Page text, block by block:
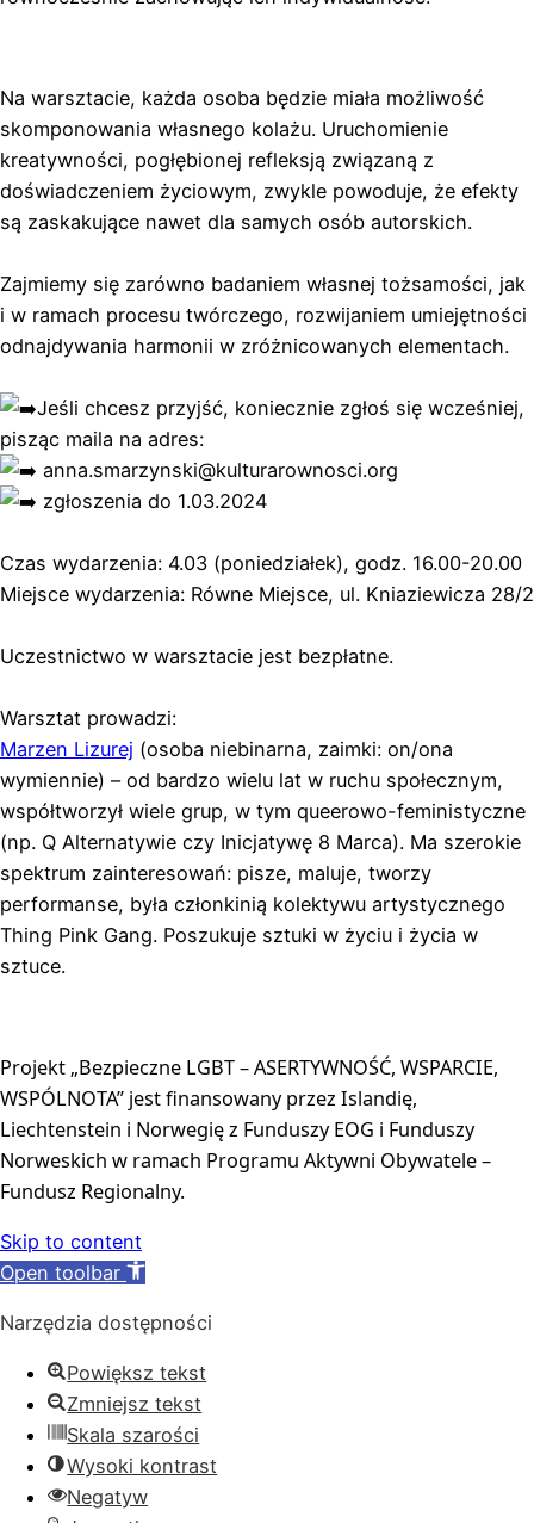
Na warsztacie, każda osoba będzie miała możliwość
skomponowania własnego kolażu. Uruchomienie
kreatywności, pogłębionej refleksją związaną z
doświadczeniem życiowym, zwykle powoduje, że efekty
są zaskakujące nawet dla samych osób autorskich.
Zajmiemy się zarówno badaniem własnej tożsamości, jak
i w ramach procesu twórczego, rozwijaniem umiejętności
odnajdywania harmonii w zróżnicowanych elementach.
Jeśli chcesz przyjść, koniecznie zgłoś się wcześniej,
pisząc maila na adres:
anna.smarzynski@kulturarownosci.org
zgłoszenia do 1.03.2024
Czas wydarzenia: 4.03 (poniedziałek), godz. 16.00-20.00
Miejsce wydarzenia: Równe Miejsce, ul. Kniaziewicza 28/2
Uczestnictwo w warsztacie jest bezpłatne.
Warsztat prowadzi:
Marzen Lizurej (osoba niebinarna, zaimki: on/ona
wymiennie) – od bardzo wielu lat w ruchu społecznym,
współtworzył wiele grup, w tym queerowo-feministyczne
(np. Q Alternatywie czy Inicjatywę 8 Marca). Ma szerokie
spektrum zainteresowań: pisze, maluje, tworzy
performanse, była członkinią kolektywu artystycznego
Thing Pink Gang. Poszukuje sztuki w życiu i życia w
sztuce.
Projekt „Bezpieczne LGBT – ASERTYWNOŚĆ, WSPARCIE,
WSPÓLNOTA” jest finansowany przez Islandię,
Liechtenstein i Norwegię z Funduszy EOG i Funduszy
Norweskich w ramach Programu Aktywni Obywatele –
Fundusz Regionalny.
Skip to content
Open toolbar
Narzędzia dostępności
Powiększ tekst
Zmniejsz tekst
Skala szarości
Wysoki kontrast
Negatyw